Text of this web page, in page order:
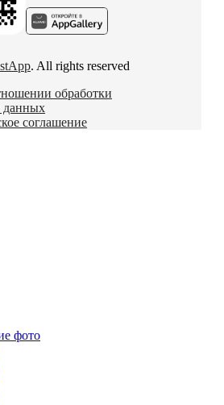
. All rights reserved
обработки
данных
соглашение
фото